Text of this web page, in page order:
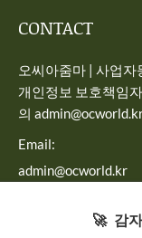
CONTACT
오씨아줌마 | 사업
개인정보 보호책임
의
Email:
admin@ocworld.kr
🚀 감